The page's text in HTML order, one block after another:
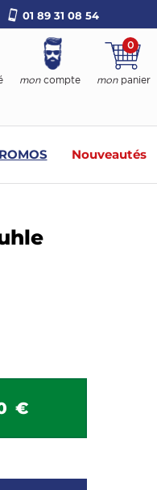
01 89 31 08 54
mon compte mon panier
0
Nouveautés
€